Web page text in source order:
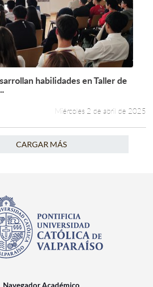
Leer más +
habilidades en Taller de
Miércoles 2 de abril de 2025
CARGAR MÁS
Navegador Académico